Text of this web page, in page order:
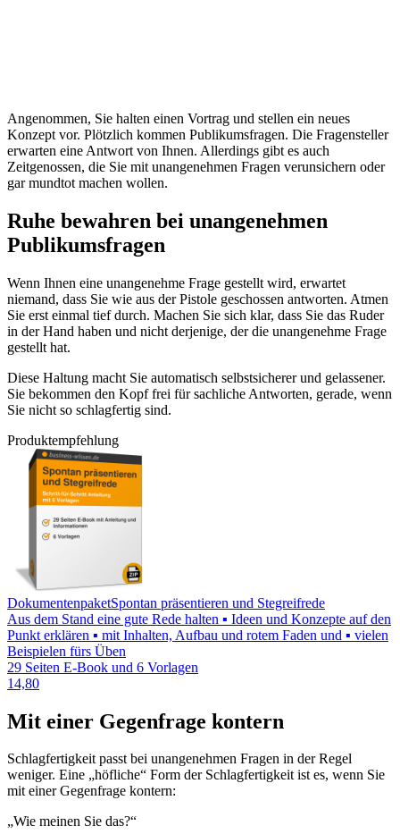
Angenommen, Sie halten einen Vortrag und stellen ein neues
Konzept vor. Plötzlich kommen Publikumsfragen. Die Fragensteller
erwarten eine Antwort von Ihnen. Allerdings gibt es auch
Zeitgenossen, die Sie mit unangenehmen Fragen verunsichern oder
gar mundtot machen wollen.
Ruhe bewahren bei unangenehmen
Publikumsfragen
Wenn Ihnen eine unangenehme Frage gestellt wird, erwartet
niemand, dass Sie wie aus der Pistole geschossen antworten. Atmen
Sie erst einmal tief durch. Machen Sie sich klar, dass Sie das Ruder
in der Hand haben und nicht derjenige, der die unangenehme Frage
gestellt hat.
Diese Haltung macht Sie automatisch selbstsicherer und gelassener.
Sie bekommen den Kopf frei für sachliche Antworten, gerade, wenn
Sie nicht so schlagfertig sind.
Produktempfehlung
DokumentenpaketSpontan präsentieren und Stegreifrede
Aus dem Stand eine gute Rede halten ▪ Ideen und Konzepte auf den
Punkt erklären ▪ mit Inhalten, Aufbau und rotem Faden und ▪ vielen
Beispielen fürs Üben
29 Seiten E-Book und 6 Vorlagen
14,80
Mit einer Gegenfrage kontern
Schlagfertigkeit passt bei unangenehmen Fragen in der Regel
weniger. Eine „höfliche“ Form der Schlagfertigkeit ist es, wenn Sie
mit einer Gegenfrage kontern:
„Wie meinen Sie das?“